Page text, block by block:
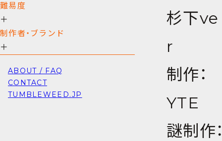
難易度
＋
制作者・ブランド
＋
ABOUT / FAQ
CONTACT
TUMBLEWEED.JP
杉下ve
r
制作：
YTE
謎制作